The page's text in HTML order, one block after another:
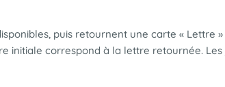
puis retournent une carte « Lettre
initiale correspond à la lettre retournée.